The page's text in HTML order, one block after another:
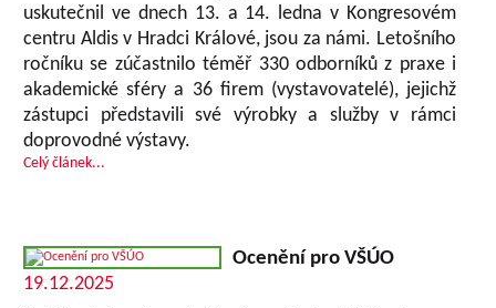
uskutečnil ve dnech 13. a 14. ledna v Kongresovém
centru Aldis v Hradci Králové, jsou za námi. Letošního
ročníku se zúčastnilo téměř 330 odborníků z praxe i
akademické sféry a 36 firem (vystavovatelé), jejichž
zástupci představili své výrobky a služby v rámci
doprovodné výstavy.
Celý článek...
Ocenění pro VŠÚO
19.12.2025